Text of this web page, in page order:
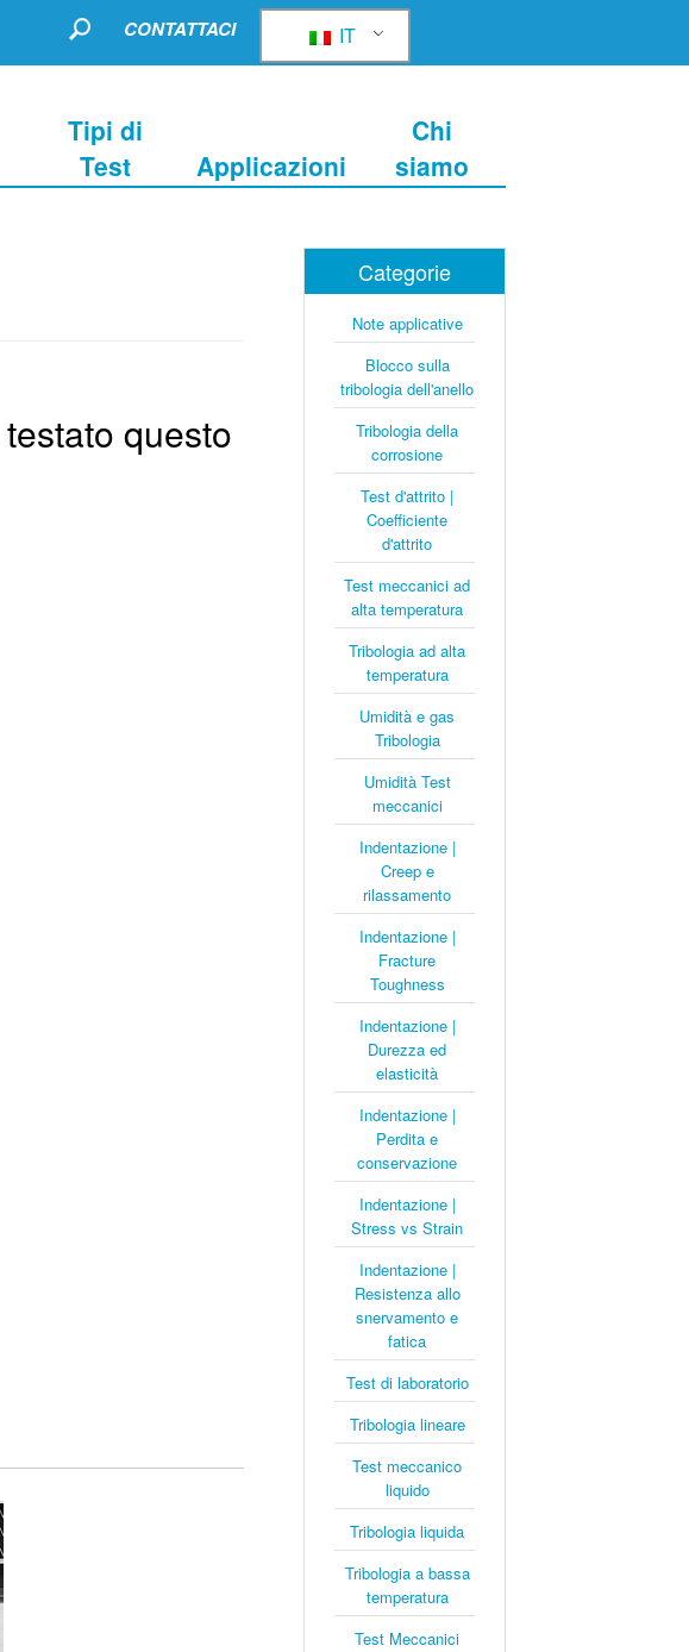
IT
CONTATTACI
Tipi di
Test
Applicazioni
Chi
siamo
questo
Categorie
Note applicative
Blocco sulla
tribologia dell'anello
Tribologia della
corrosione
Test d'attrito |
Coefficiente
d'attrito
Test meccanici ad
alta temperatura
Tribologia ad alta
temperatura
Umidità e gas
Tribologia
Umidità Test
meccanici
Indentazione |
Creep e
rilassamento
Indentazione |
Fracture
Toughness
Indentazione |
Durezza ed
elasticità
Indentazione |
Perdita e
conservazione
Indentazione |
Stress vs Strain
Indentazione |
Resistenza allo
snervamento e
fatica
Test di laboratorio
Tribologia lineare
Test meccanico
liquido
Tribologia liquida
Tribologia a bassa
temperatura
Test Meccanici